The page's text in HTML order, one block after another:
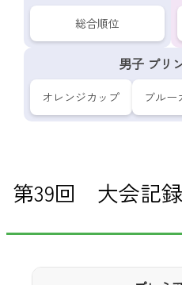
総合順位
男子 プリ
オレンジカップ ブルー
第39回 大会記録